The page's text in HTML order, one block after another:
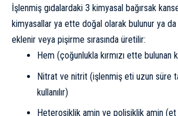
İşlenmiş gıdalardaki 3 kimyasal bağırsak
kimyasallar ya ette doğal olarak bulunur ya da
eklenir veya pişirme sırasında üretilir:
Hem (çoğunlukla kırmızı ette bulunan
Nitrat ve nitrit (işlenmiş eti uzun süre
kullanılır)
Heterosiklik amin ve polisiklik amin (et